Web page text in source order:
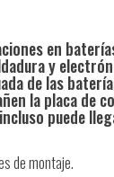
en
y
de las
la placa de
puede
de montaje.